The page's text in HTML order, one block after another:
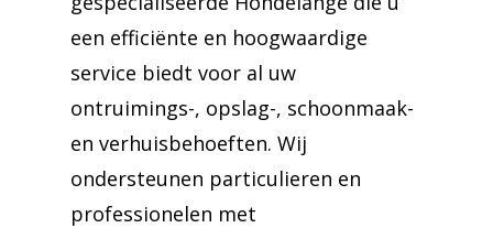
een efficiënte en hoogwaardige
service biedt voor al uw
ontruimings-, opslag-, schoonmaak-
en verhuisbehoeften. Wij
ondersteunen particulieren en
professionelen met